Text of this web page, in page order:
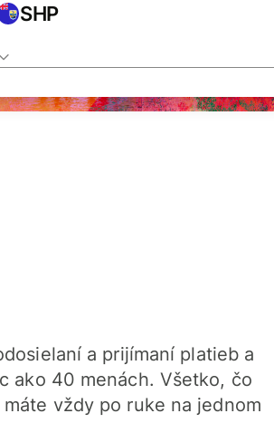
SHP
a prijímaní platieb a
ako 40 menách. Všetko, čo
vždy po ruke na jednom